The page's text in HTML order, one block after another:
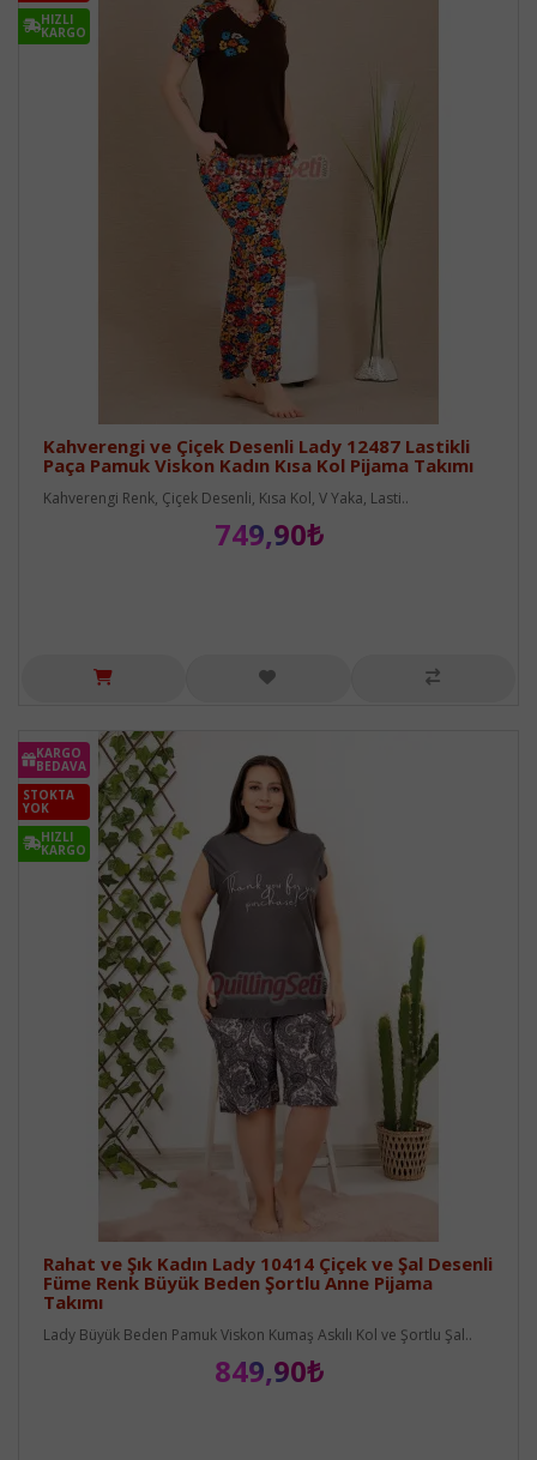
HIZLI
KARGO
Kahverengi ve Çiçek Desenli Lady 12487 Lastikli
Paça Pamuk Viskon Kadın Kısa Kol Pijama Takımı
Kahverengi Renk, Çiçek Desenli, Kısa Kol, V Yaka, Lasti..
749,90₺
KARGO
BEDAVA
STOKTA
YOK
HIZLI
KARGO
Rahat ve Şık Kadın Lady 10414 Çiçek ve Şal Desenli
Füme Renk Büyük Beden Şortlu Anne Pijama
Takımı
Lady Büyük Beden Pamuk Viskon Kumaş Askılı Kol ve Şortlu Şal..
849,90₺